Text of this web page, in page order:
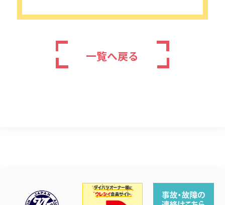
一覧へ戻る